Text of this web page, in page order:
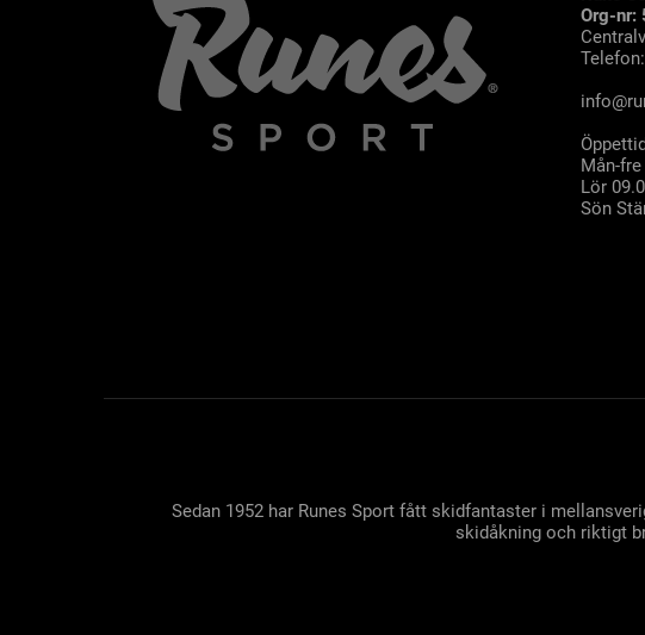
Org-nr:
Mån-
Lör
Sön
Sedan 1952 har Runes Sport fått skidfantaster i
skidåkning och riktigt